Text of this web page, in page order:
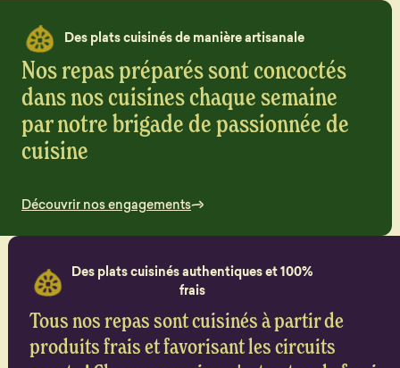
Des plats cuisinés de manière artisanale
Nos repas préparés sont concoctés
dans nos cuisines chaque semaine
par notre brigade de passionnée de
cuisine
Découvrir nos engagements
Des plats cuisinés authentiques et 100%
frais
Tous nos repas sont cuisinés à partir de
produits frais et favorisant les circuits